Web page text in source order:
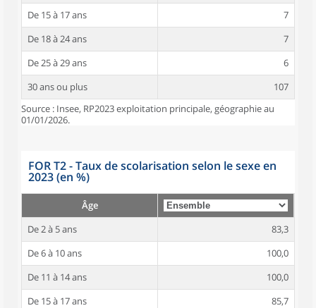
De 15 à 17 ans
7
De 18 à 24 ans
7
De 25 à 29 ans
6
30 ans ou plus
107
Source : Insee, RP2023 exploitation principale, géographie au
01/01/2026.
FOR T2 - Taux de scolarisation selon le sexe en
2023 (en %)
Âge
De 2 à 5 ans
83,3
De 6 à 10 ans
100,0
De 11 à 14 ans
100,0
De 15 à 17 ans
85,7